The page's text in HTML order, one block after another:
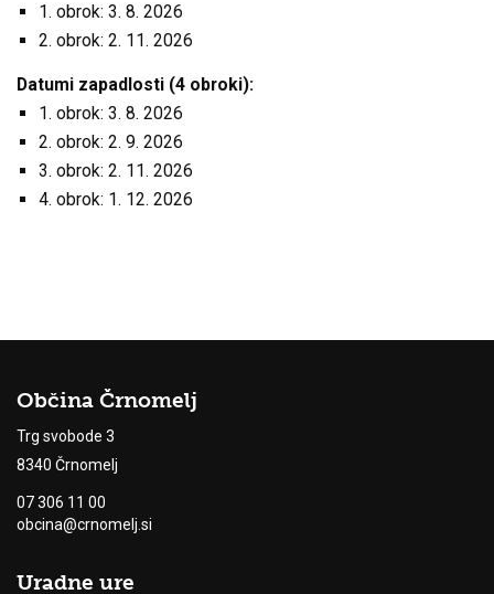
1. obrok: 3. 8. 2026
2. obrok: 2. 11. 2026
Datumi zapadlosti (4 obroki):
1. obrok: 3. 8. 2026
2. obrok: 2. 9. 2026
3. obrok: 2. 11. 2026
4. obrok: 1. 12. 2026
Občina Črnomelj
Trg svobode 3
8340 Črnomelj
07 306 11 00
obcina@crnomelj.si
Uradne ure